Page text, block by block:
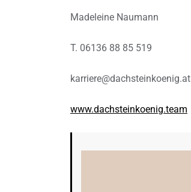
Madeleine Naumann
T. 06136 88 85 519
karriere@dachsteinkoenig.at
www.dachsteinkoenig.team